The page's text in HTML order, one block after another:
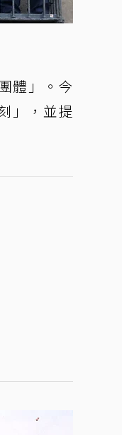
體」。今
」，並提